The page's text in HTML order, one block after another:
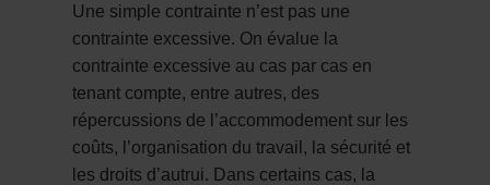
Une simple contrainte n’est pas une
contrainte excessive. On évalue la
contrainte excessive au cas par cas en
tenant compte, entre autres, des
répercussions de l’accommodement sur les
coûts, l’organisation du travail, la sécurité et
les droits d’autrui. Dans certains cas, la